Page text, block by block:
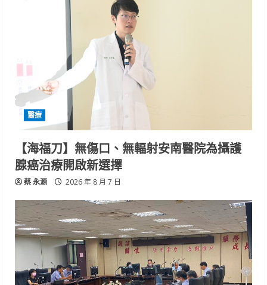
醫療
【海福刀】無傷口、無輻射安南醫院為攝護
腺癌治療開啟新選擇
蔡 永源 2026 年 8 月 7 日